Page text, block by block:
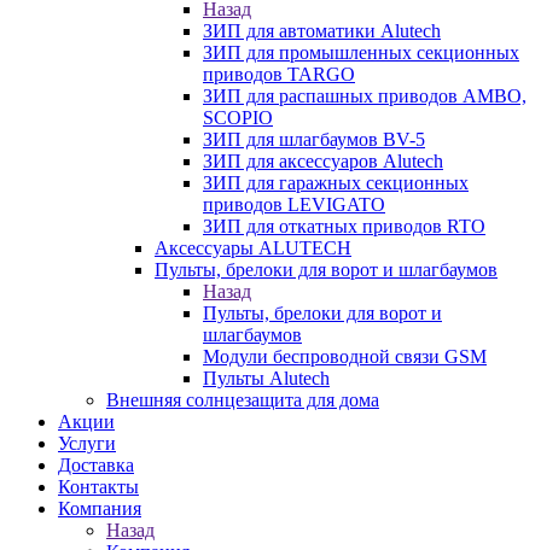
Назад
ЗИП для автоматики Alutech
ЗИП для промышленных секционных
приводов TARGO
ЗИП для распашных приводов AMBO,
SCOPIO
ЗИП для шлагбаумов BV-5
ЗИП для аксессуаров Alutech
ЗИП для гаражных секционных
приводов LEVIGATO
ЗИП для откатных приводов RTO
Аксессуары ALUTECH
Пульты, брелоки для ворот и шлагбаумов
Назад
Пульты, брелоки для ворот и
шлагбаумов
Модули беспроводной связи GSM
Пульты Alutech
Внешняя солнцезащита для дома
Акции
Услуги
Доставка
Контакты
Компания
Назад